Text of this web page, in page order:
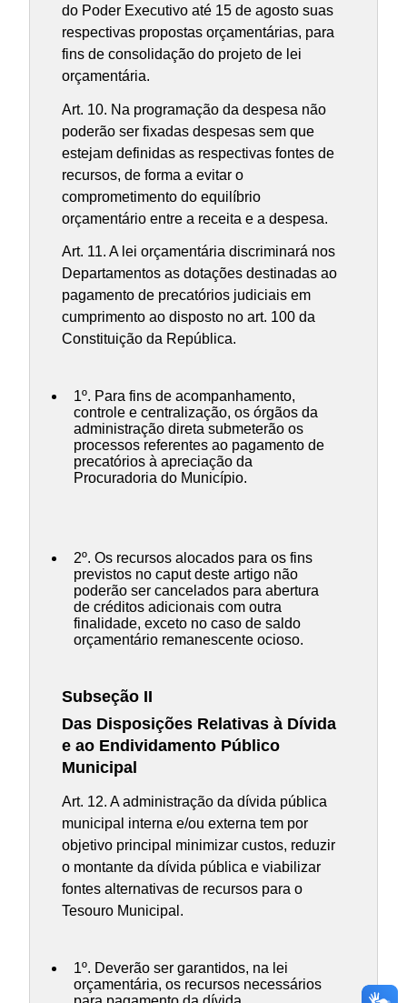
do Poder Executivo até 15 de agosto suas
respectivas propostas orçamentárias, para
fins de consolidação do projeto de lei
orçamentária.
Art. 10. Na programação da despesa não
poderão ser fixadas despesas sem que
estejam definidas as respectivas fontes de
recursos, de forma a evitar o
comprometimento do equilíbrio
orçamentário entre a receita e a despesa.
Art. 11. A lei orçamentária discriminará nos
Departamentos as dotações destinadas ao
pagamento de precatórios judiciais em
cumprimento ao disposto no art. 100 da
Constituição da República.
1º. Para fins de acompanhamento,
controle e centralização, os órgãos da
administração direta submeterão os
processos referentes ao pagamento de
precatórios à apreciação da
Procuradoria do Município.
2º. Os recursos alocados para os fins
previstos no caput deste artigo não
poderão ser cancelados para abertura
de créditos adicionais com outra
finalidade, exceto no caso de saldo
orçamentário remanescente ocioso.
Subseção II
Das Disposições Relativas à Dívida
e ao Endividamento Público
Municipal
Art. 12. A administração da dívida pública
municipal interna e/ou externa tem por
objetivo principal minimizar custos, reduzir
o montante da dívida pública e viabilizar
fontes alternativas de recursos para o
Tesouro Municipal.
1º. Deverão ser garantidos, na lei
orçamentária, os recursos necessários